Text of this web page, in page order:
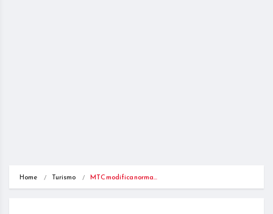
Home Turismo MTC modifica norma…